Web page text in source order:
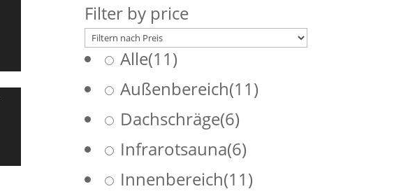
Filter by price
Alle(11)
Außenbereich(11)
Dachschräge(6)
Infrarotsauna(6)
Innenbereich(11)